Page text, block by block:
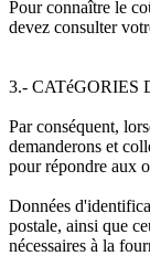
Pour connaître le
devez consulter
3.- CATéGORIES
Par conséquent,
demanderons et
pour répondre aux
Données
postale, ainsi que
nécessaires à la